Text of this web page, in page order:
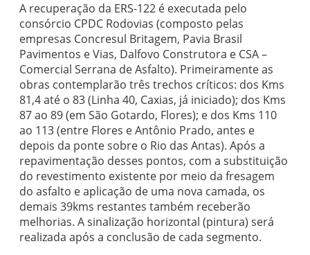
A recuperação da ERS-122 é executada pelo
consórcio CPDC Rodovias (composto pelas
empresas Concresul Britagem, Pavia Brasil
Pavimentos e Vias, Dalfovo Construtora e CSA –
Comercial Serrana de Asfalto). Primeiramente as
obras contemplarão três trechos críticos: dos Kms
81,4 até o 83 (Linha 40, Caxias, já iniciado); dos Kms
87 ao 89 (em São Gotardo, Flores); e dos Kms 110
ao 113 (entre Flores e Antônio Prado, antes e
depois da ponte sobre o Rio das Antas). Após a
repavimentação desses pontos, com a substituição
do revestimento existente por meio da fresagem
do asfalto e aplicação de uma nova camada, os
demais 39kms restantes também receberão
melhorias. A sinalização horizontal (pintura) será
realizada após a conclusão de cada segmento.